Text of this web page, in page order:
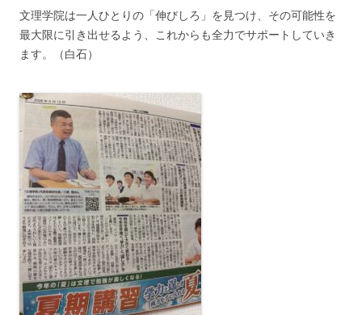
文理学院は一人ひとりの「伸びしろ」を見つけ、その可能性を
最大限に引き出せるよう、これからも全力でサポートしていき
ます。（白石）